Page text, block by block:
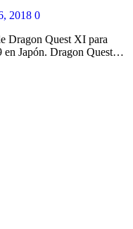
2018 0
Dragon Quest XI para
en Japón. Dragon Quest…